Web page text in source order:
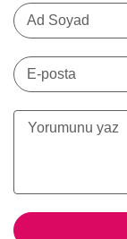
Ad Soyad
E-posta